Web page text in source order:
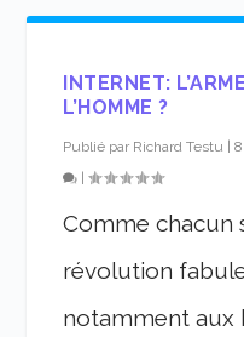
INTERNET:
L’HOMME ?
Publié par Richard Testu |
|
Comme chacun
révolution
notamment aux